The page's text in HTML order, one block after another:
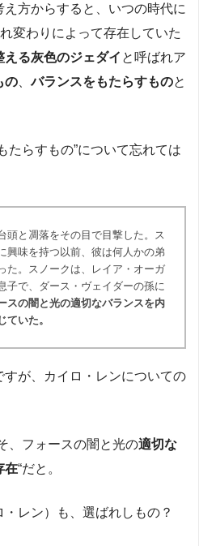
方からすると、いつの時代に
変わりによって存在していた
える灰色のジェダイ と呼ばれア
の 、バランスをもたらすものと
たらすもの”について忘れては
頭と凋落をその目で目撃した。ス
興味を持つ以前、彼は何人かの弟
た。スノークは、レイア・オーガ
子で、ダース・ヴェイダーの孫に
スの闇と光の適切なバランスを内
ていた。
が、カイロ・レンについての
、フォースの闇と光の適切な
在“だと。
レン）も、選ばれしもの？